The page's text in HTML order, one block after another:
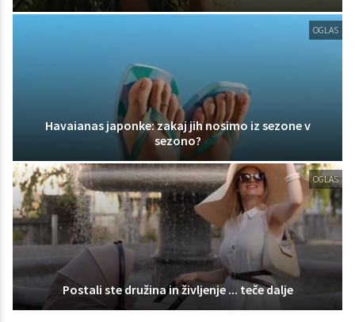
OGLAS
Havaianas japonke: zakaj jih nosimo iz sezone v
sezono?
OGLAS
Postali ste družina in življenje ... teče dalje